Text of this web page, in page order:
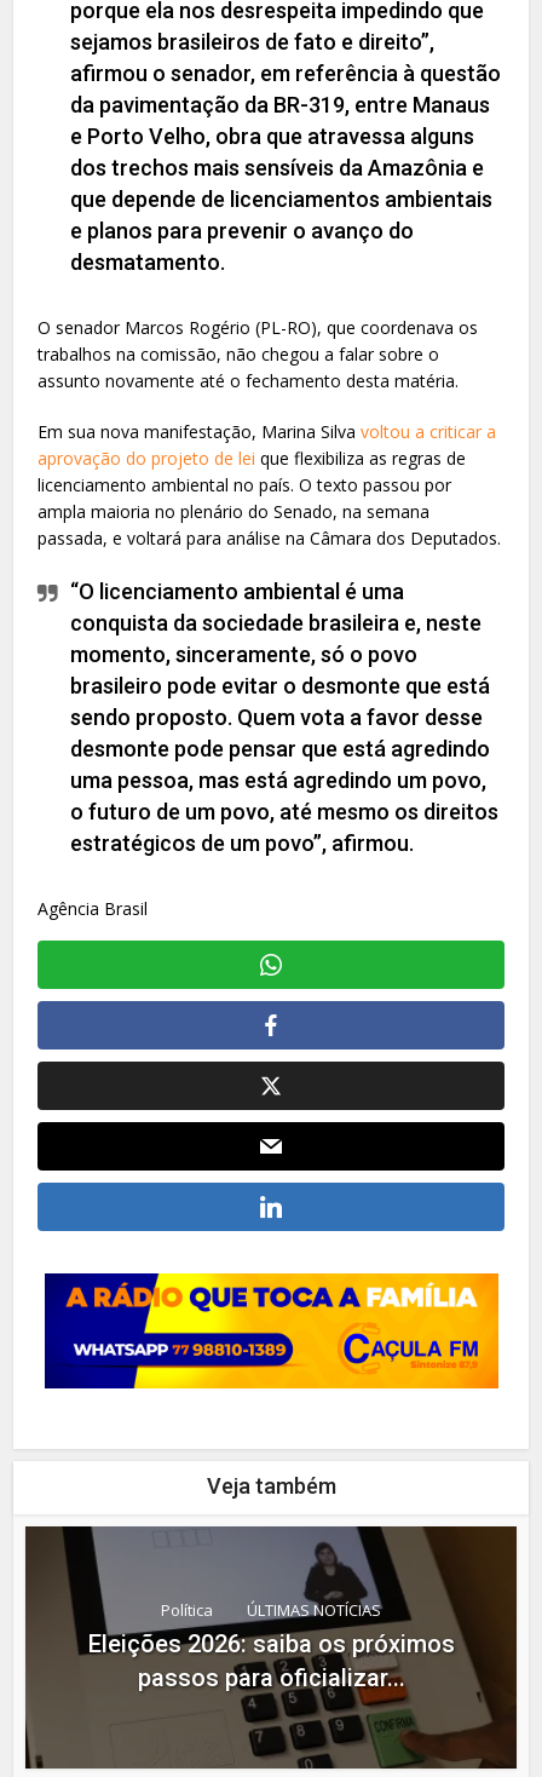
porque ela nos desrespeita impedindo que
sejamos brasileiros de fato e direito”,
afirmou o senador, em referência à questão
da pavimentação da BR-319, entre Manaus
e Porto Velho, obra que atravessa alguns
dos trechos mais sensíveis da Amazônia e
que depende de licenciamentos ambientais
e planos para prevenir o avanço do
desmatamento.
O senador Marcos Rogério (PL-RO), que coordenava os
trabalhos na comissão, não chegou a falar sobre o
assunto novamente até o fechamento desta matéria.
Em sua nova manifestação, Marina Silvavoltou a criticar a
aprovação do projeto de lei que flexibiliza as regras de
licenciamento ambiental no país. O texto passou por
ampla maioria no plenário do Senado, na semana
passada, e voltará para análise na Câmara dos Deputados.
“O licenciamento ambiental é uma
conquista da sociedade brasileira e, neste
momento, sinceramente, só o povo
brasileiro pode evitar o desmonte que está
sendo proposto. Quem vota a favor desse
desmonte pode pensar que está agredindo
uma pessoa, mas está agredindo um povo,
o futuro de um povo, até mesmo os direitos
estratégicos de um povo”, afirmou.
Agência Brasil
Veja também
Política ÚLTIMAS NOTÍCIAS
Eleições 2026: saiba os próximos
passos para oficializar...